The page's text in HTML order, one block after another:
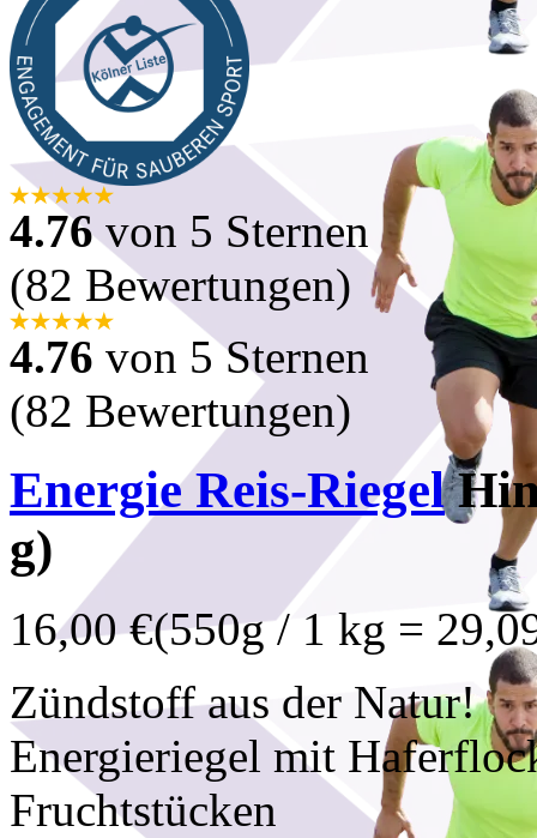
4.76von 5 Sternen
(82 Bewertungen)
4.76 von 5 Sternen
(82 Bewertungen)
Energie Reis-Riegel
g)
16,00 €(550g / 1 kg =
Zündstoff aus der Natur!
Energieriegel mit
Fruchtstücken